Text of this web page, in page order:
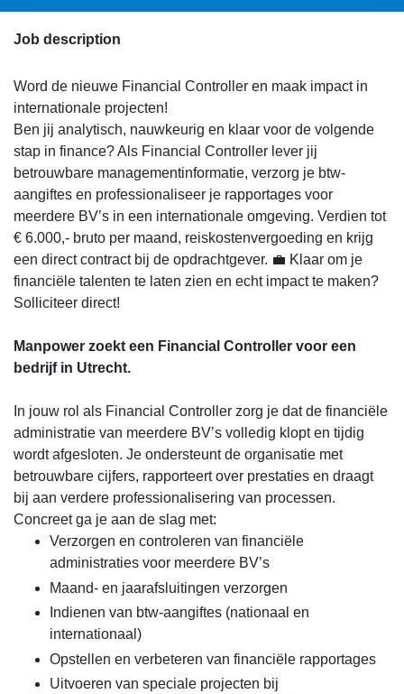
Job description
Word de nieuwe Financial Controller en maak impact in
internationale projecten!
Ben jij analytisch, nauwkeurig en klaar voor de volgende
stap in finance? Als Financial Controller lever jij
betrouwbare managementinformatie, verzorg je btw-
aangiftes en professionaliseer je rapportages voor
meerdere BV’s in een internationale omgeving. Verdien tot
€ 6.000,- bruto per maand, reiskostenvergoeding en krijg
een direct contract bij de opdrachtgever. 💼 Klaar om je
financiële talenten te laten zien en echt impact te maken?
Solliciteer direct!
Manpower zoekt een Financial Controller voor een
bedrijf in Utrecht.
In jouw rol als Financial Controller zorg je dat de financiële
administratie van meerdere BV’s volledig klopt en tijdig
wordt afgesloten. Je ondersteunt de organisatie met
betrouwbare cijfers, rapporteert over prestaties en draagt
bij aan verdere professionalisering van processen.
Concreet ga je aan de slag met:
Verzorgen en controleren van financiële
administraties voor meerdere BV’s
Maand- en jaarafsluitingen verzorgen
Indienen van btw-aangiftes (nationaal en
internationaal)
Opstellen en verbeteren van financiële rapportages
Uitvoeren van speciale projecten bij